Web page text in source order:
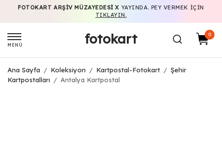
FOTOKART ARŞIV MÜZAYEDESI X YAYINDA. PEY VERMEK IÇIN
TIKLAYIN.
MENÜ fotokart 0
Ana Sayfa / Koleksiyon / Kartpostal-Fotokart / Şehir
Kartpostalları
/ Antalya Kartpostal